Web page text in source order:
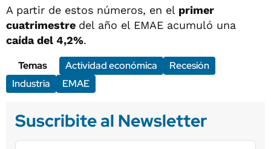
A partir de estos números, en el primer
cuatrimestre del año el EMAE acumuló una
caída del 4,2%.
Temas
Actividad económica
Recesión
Industria
EMAE
Suscribite al Newsletter